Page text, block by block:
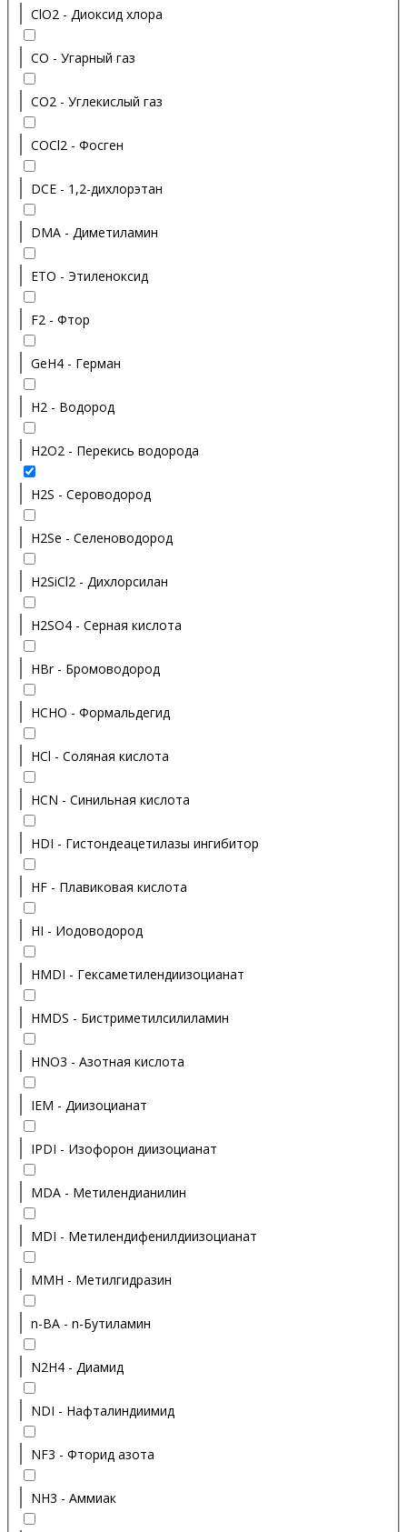
ClO2 - Диоксид хлора
CO - Угарный газ
CO2 - Углекислый газ
COCl2 - Фосген
DCE - 1,2-дихлорэтан
DMA - Диметиламин
ETO - Этиленоксид
F2 - Фтор
GeH4 - Герман
H2 - Водород
H2O2 - Перекись водорода
H2S - Сероводород
H2Se - Селеноводород
H2SiCl2 - Дихлорсилан
H2SO4 - Серная кислота
HBr - Бромоводород
HCHO - Формальдегид
HCl - Соляная кислота
HCN - Синильная кислота
HDI - Гистондеацетилазы ингибитор
HF - Плавиковая кислота
HI - Иодоводород
HMDI - Гексаметилендиизоцианат
HMDS - Бистриметилсилиламин
HNO3 - Азотная кислота
IEM - Диизоцианат
IPDI - Изофорон диизоцианат
MDA - Метилендианилин
MDI - Метилендифенилдиизоцианат
MMH - Метилгидразин
n-BA - n-Бутиламин
N2H4 - Диамид
NDI - Нафталиндиимид
NF3 - Фторид азота
NH3 - Аммиак